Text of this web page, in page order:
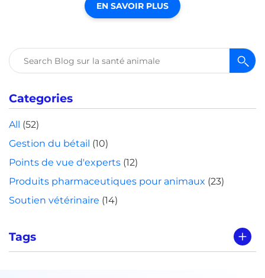
EN SAVOIR PLUS
Rechercher :
Categories
All
(52)
Gestion du bétail (10)
Points de vue d'experts (12)
Produits pharmaceutiques pour animaux (23)
Soutien vétérinaire (14)
Tags